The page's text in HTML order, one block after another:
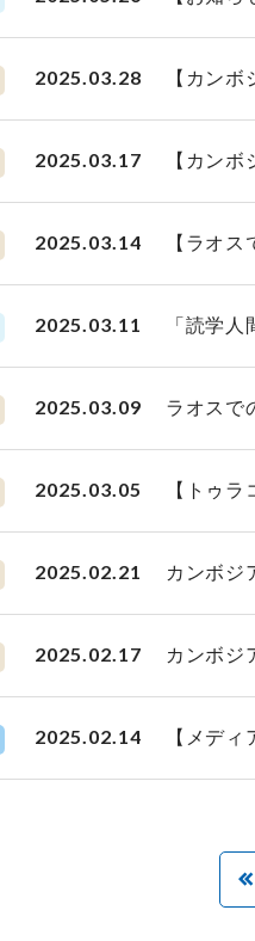
2025.03.28 【カン
2025.03.17 【カン
2025.03.14 【ラオ
2025.03.11 「読学
2025.03.09 ラオスで
2025.03.05 【トゥ
2025.02.21 カンボジ
2025.02.17 カンボジ
2025.02.14 【メデ